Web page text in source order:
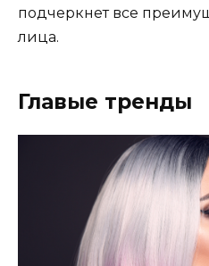
подчеркнет все
лица.
Главые тренды